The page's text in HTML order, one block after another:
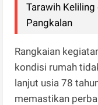
Tarawih
Pangkalan
Rangkaian
kondisi rumah
lanjut usia 78
memastikan